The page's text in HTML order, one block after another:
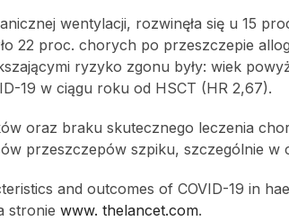
wentylacji, rozwinęła się u 15
22 proc. chorych po przeszczepie
ryzyko zgonu były: wiek
19 w ciągu roku od HSCT (HR 2,67).
oraz braku skutecznego leczenia
przeszczepów szpiku, szczególnie w
and outcomes of COVID-19 in
stronie www. thelancet.com.